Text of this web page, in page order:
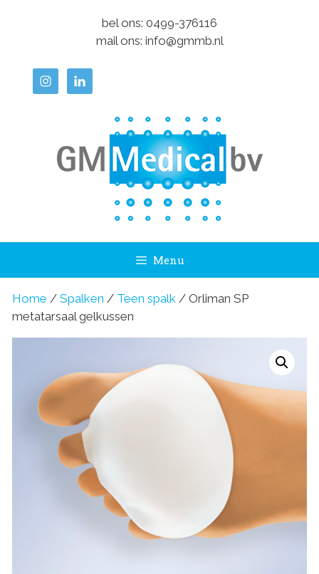
bel ons: 0499-376116
mail ons: info@gmmb.nl
Menu
Home / Spalken / Teen spalk / Orliman SP
metatarsaal gelkussen